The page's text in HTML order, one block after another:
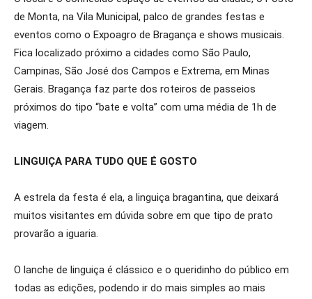
de Monta, na Vila Municipal, palco de grandes festas e
eventos como o Expoagro de Bragança e shows musicais.
Fica localizado próximo a cidades como São Paulo,
Campinas, São José dos Campos e Extrema, em Minas
Gerais. Bragança faz parte dos roteiros de passeios
próximos do tipo “bate e volta” com uma média de 1h de
viagem.
LINGUIÇA PARA TUDO QUE É GOSTO
A estrela da festa é ela, a linguiça bragantina, que deixará
muitos visitantes em dúvida sobre em que tipo de prato
provarão a iguaria.
O lanche de linguiça é clássico e o queridinho do público em
todas as edições, podendo ir do mais simples ao mais